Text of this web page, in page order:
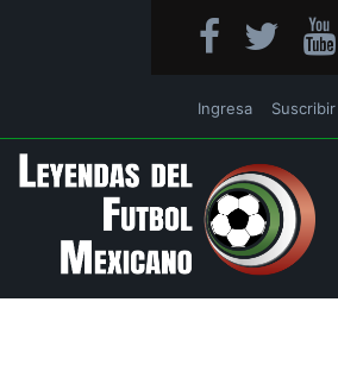
Ingresa Suscribir